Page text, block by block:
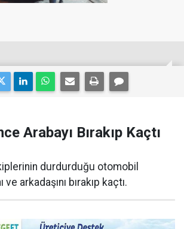
Arabayı Bırakıp Kaçtı
durdurduğu otomobil
arkadaşını bırakıp kaçtı.